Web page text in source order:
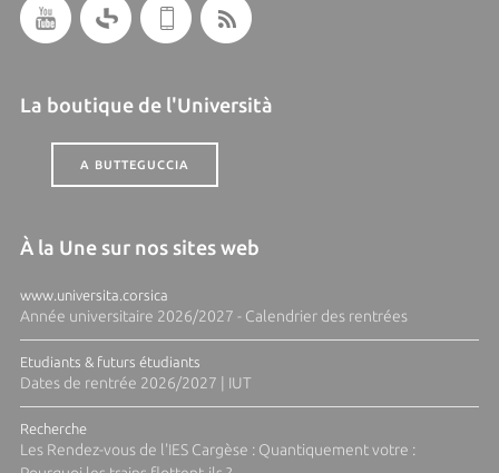
La boutique de l'Università
A BUTTEGUCCIA
À la Une sur nos sites web
www.universita.corsica
Année universitaire 2026/2027 - Calendrier des rentrées
Etudiants & futurs étudiants
Dates de rentrée 2026/2027 | IUT
Recherche
Les Rendez-vous de l'IES Cargèse : Quantiquement votre :